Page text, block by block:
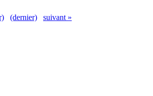
(dernier) suivant »